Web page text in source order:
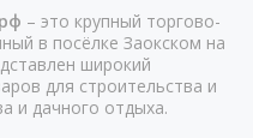
– это крупный торгово-
в посёлке Заокском на
широкий
для строительства и
и дачного отдыха.